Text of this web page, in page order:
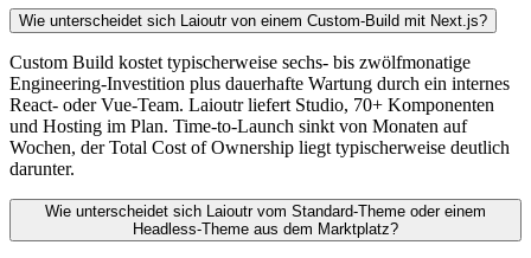
Wie unterscheidet sich Laioutr von einem Custom-Build mit Next.js?
Custom Build kostet typischerweise sechs- bis zwölfmonatige
Engineering-Investition plus dauerhafte Wartung durch ein internes
React- oder Vue-Team. Laioutr liefert Studio, 70+ Komponenten
und Hosting im Plan. Time-to-Launch sinkt von Monaten auf
Wochen, der Total Cost of Ownership liegt typischerweise deutlich
darunter.
Wie unterscheidet sich Laioutr vom Standard-Theme oder einem
Headless-Theme aus dem Marktplatz?